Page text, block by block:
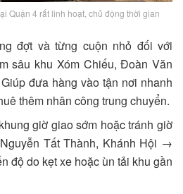
Quận 4 rất linh hoạt, chủ động thời gian
đợt và từng cuộn nhỏ đối với
sâu khu Xóm Chiếu, Đoàn Văn
đưa hàng vào tận nơi nhanh
thêm nhân công trung chuyển.
giờ giao sớm hoặc tránh giờ
Tất Thành, Khánh Hội →
độ do kẹt xe hoặc ùn tải khu gần